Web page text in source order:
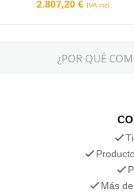
2.807,20 € IVA incl.
¿POR QUÉ
Más